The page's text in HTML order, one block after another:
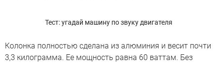
Тест: угадай машину по звуку двигателя
Колонка полностью сделана из алюминия и весит почти
3,3 килограмма. Ее мощность равна 60 ваттам. Без